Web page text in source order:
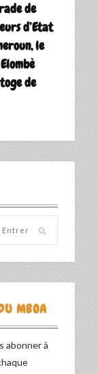
de
d’Etat
le
de
MBOA
abonner à